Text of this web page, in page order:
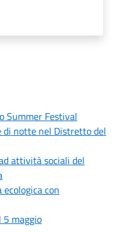
Summer Festival
di notte nel Distretto del
attività sociali del
con
maggio